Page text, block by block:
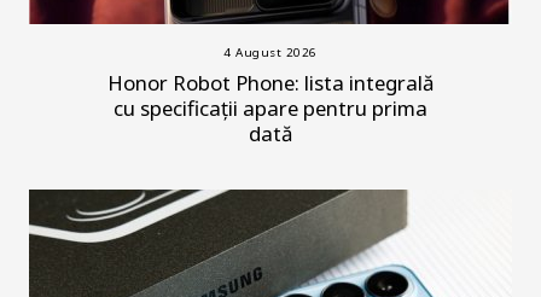
4 August 2026
Honor Robot Phone: lista integrală
cu specificații apare pentru prima
dată